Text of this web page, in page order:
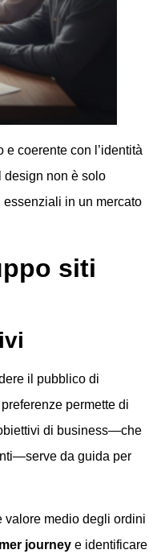
e coerente con l’identità
design non è solo
in un mercato
siti
il pubblico di
permette di
di business—che
da guida per
valore medio degli ordini
journey e identificare